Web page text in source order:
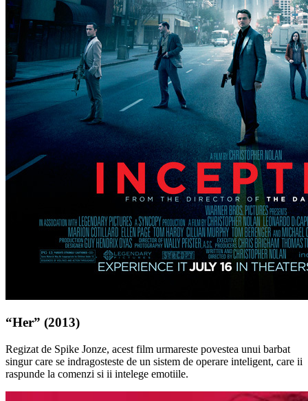
“Her” (2013)
Regizat de Spike Jonze, acest film urmareste povestea unui barbat
singur care se indragosteste de un sistem de operare inteligent, care ii
raspunde la comenzi si ii intelege emotiile.